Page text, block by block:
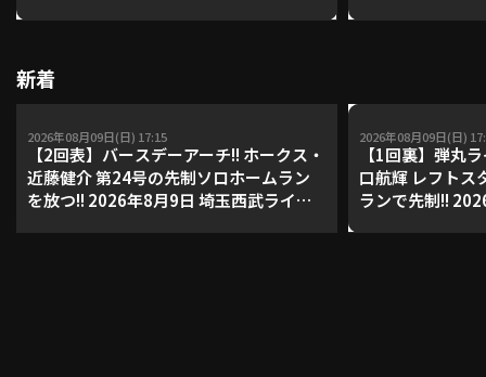
新着
2026年08月09日(日) 17:15
【2回表】バースデーアーチ!! ホークス・
近藤健介 第24号の先制ソロホームラン
を放つ!! 2026年8月9日 埼玉西武ライオ
2026年08月09日(日)
【1回裏】弾丸
口航輝 レフトス
ランで先制!!